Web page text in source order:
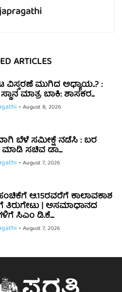
ARTICLES
ವಿಸ್ತರಣೆ ಮುಗಿದ ಅಧ್ಯಾಯ..? :
ಮಾತ್ರ ಬಾಕಿ: ಶಾಸಕರ...
-August 8, 2026
ಬೆಳೆ ಸಮೀಕ್ಷೆ ನಡೆಸಿ : ಬರ
ಮಾಡಿ ಸಚಿವ ಡಾ....
-August 7, 2026
ಆ.15ರವರೆಗೆ ಕಾಲಾವಕಾಶ
ತಿರುಗೇಟು | ಅಸಮಾಧಾನದ
ಸಿಎಂ ಡಿ.ಕೆ....
-August 7, 2026